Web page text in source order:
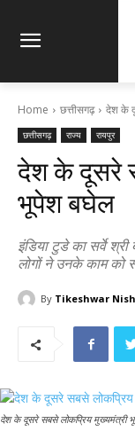
Home छत्तीसगढ़ देश के
छत्तीसगढ़ राज्य रायपुर
देश के दूसरे
भूपेश बघेल
इंडिया टुडे का सर्वे
लोगों ने उनके काम को
By Tikeshwar
देश के दूसरे सबसे लोकप्रिय मुख्यमंत्री